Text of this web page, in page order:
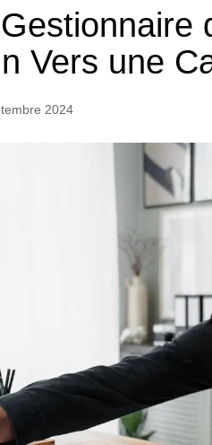
Vers une
2024